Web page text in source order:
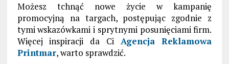
Możesz tchnąć nowe życie w kampanię
promocyjną na targach, postępując zgodnie z
tymi wskazówkami i sprytnymi posunięciami firm.
Więcej inspiracji da Ci Agencja Reklamowa
Printmar, warto sprawdzić.